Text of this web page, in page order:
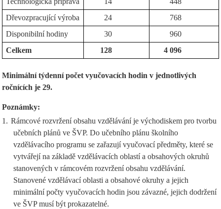
Dřevozpracující výroba
24
768
Disponibilní hodiny
30
960
Celkem
128 4 096
Minimální týdenní počet vyučovacích hodin v jednotlivých
ročnících je 29.
Poznámky:
1. Rámcové rozvržení obsahu vzdělávání je východiskem pro tvorbu
učebních plánů ve ŠVP. Do učebního plánu školního
vzdělávacího programu se zařazují vyučovací předměty, které se
vytvářejí na základě vzdělávacích oblastí a obsahových okruhů
stanovených v rámcovém rozvržení obsahu vzdělávání.
Stanovené vzdělávací oblasti a obsahové okruhy a jejich
minimální počty vyučovacích hodin jsou závazné, jejich dodržení
ve ŠVP musí být prokazatelné.